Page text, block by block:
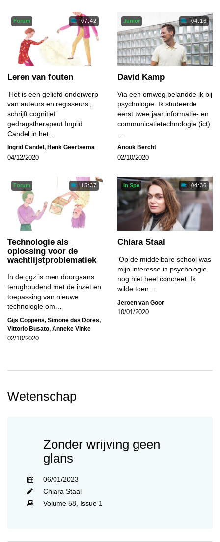
Forum 07:42
Leren van fouten
‘Het is een geliefd onderwerp
van auteurs en regisseurs’,
schrijft cognitief
gedragstherapeut Ingrid
Candel in het…
Ingrid Candel , Henk Geertsema
04/12/2020
Junior 04:16
David Kamp
Via een omweg belandde ik bij
psychologie. Ik studeerde
eerst twee jaar informatie- en
communicatietechnologie (ict)
…
Anouk Bercht
02/10/2020
Forum 15:37
Technologie als
oplossing voor de
wachtlijstproblematiek
In de ggz is men doorgaans
terughoudend met de inzet en
toepassing van nieuwe
technologie om…
Gijs Coppens, Simone das Dores,
Vittorio Busato, Anneke Vinke
02/10/2020
In Spe 04:36
Chiara Staal
‘Op de middelbare school was
mijn interesse in psychologie
nog niet heel concreet. Ik
wilde toen…
Jeroen van Goor
10/01/2020
Wetenschap
Zonder wrijving geen
glans
06/01/2023
Chiara Staal
Volume 58, Issue 1